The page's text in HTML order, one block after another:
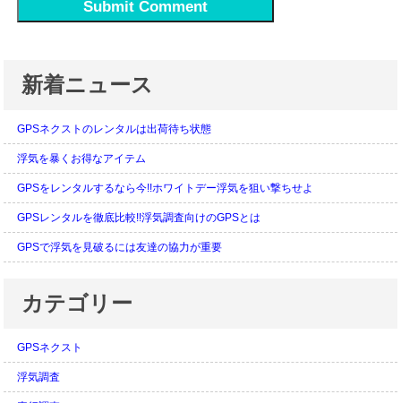
新着ニュース
GPSネクストのレンタルは出荷待ち状態
浮気を暴くお得なアイテム
GPSをレンタルするなら今!!ホワイトデー浮気を狙い撃ちせよ
GPSレンタルを徹底比較!!浮気調査向けのGPSとは
GPSで浮気を見破るには友達の協力が重要
カテゴリー
GPSネクスト
浮気調査